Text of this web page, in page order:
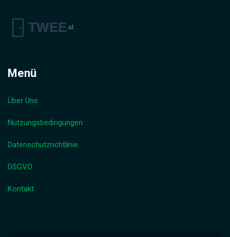
Menü
Über Uns
Nutzungsbedingungen
Datenschutzrichtlinie
DSGVO
Kontakt